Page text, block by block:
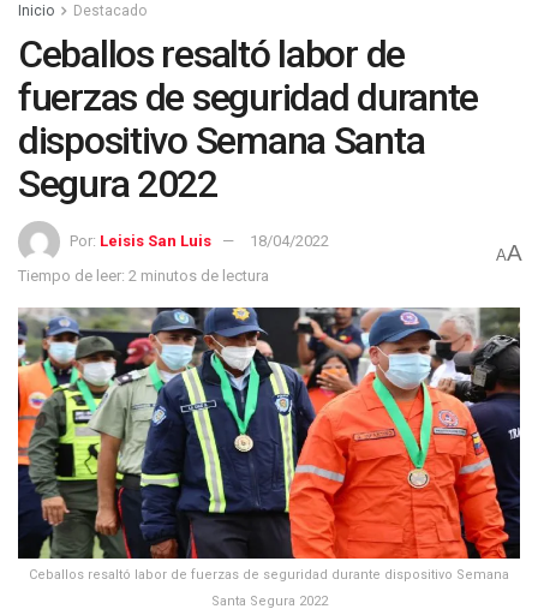
Inicio Destacado
Ceballos resaltó labor de
fuerzas de seguridad durante
dispositivo Semana Santa
Segura 2022
Por: Leisis San Luis
18/04/2022
Tiempo de leer: 2 minutos de lectura
AA
Ceballos resaltó labor de fuerzas de seguridad durante dispositivo Semana
Santa Segura 2022